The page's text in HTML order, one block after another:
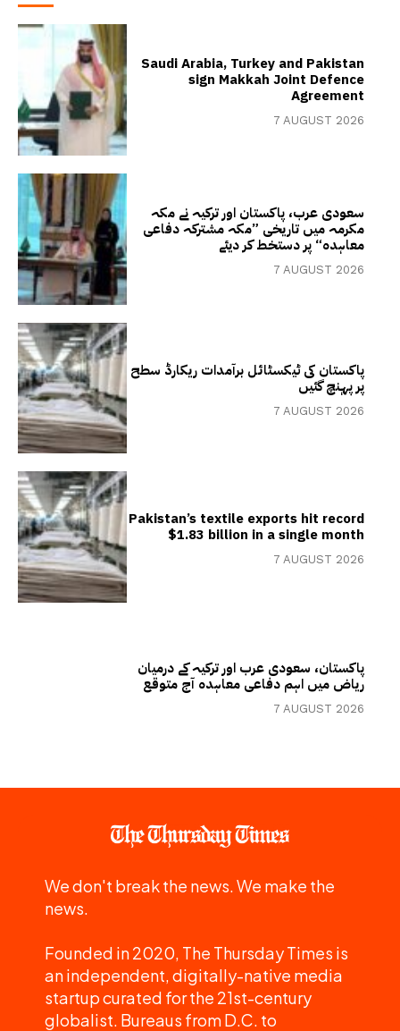
Saudi Arabia, Turkey and Pakistan
sign Makkah Joint Defence
Agreement
7 AUGUST 2026
سعودی عرب، پاکستان اور ترکیہ نے مکہ
مکرمہ میں تاریخی ”مکہ مشترکہ دفاعی
معاہدہ“ پر دستخط کر دیئے
7 AUGUST 2026
پاکستان کی ٹیکسٹائل برآمدات ریکارڈ سطح
پر پہنچ گئیں
7 AUGUST 2026
Pakistan’s textile exports hit record
$1.83 billion in a single month
7 AUGUST 2026
پاکستان، سعودی عرب اور ترکیہ کے درمیان
ریاض میں اہم دفاعی معاہدہ آج متوقع
7 AUGUST 2026
We don't break the news. We make the
news.
Founded in 2020, The Thursday Times is
an independent, digitally-native media
startup curated for the 21st-century
globalist. Bureaus from D.C. to